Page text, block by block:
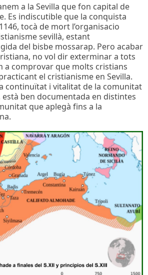
a la Sevilla que fon capital de
Es indiscutible que la conquista
tocà de mort l’organisacio
sevillà, estant
del bisbe mossarap. Pero acabar
no vol dir exterminar a tots
a comprovar que molts cristians
el cristianisme en Sevilla.
continuïtat i vitalitat de la comunitat
està ben documentada en distintes
que aplegà fins a la